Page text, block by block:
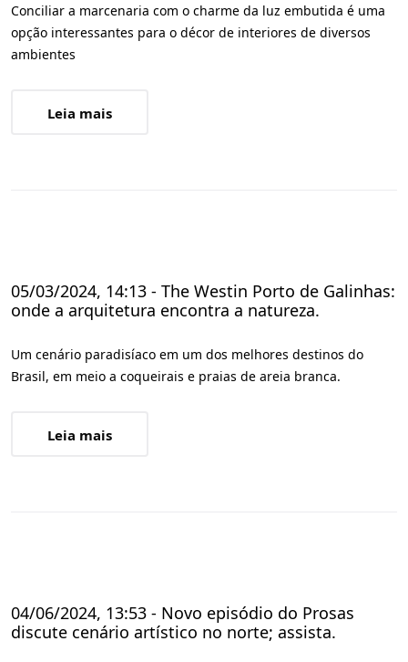
Conciliar a marcenaria com o charme da luz embutida é uma
opção interessantes para o décor de interiores de diversos
ambientes
Leia mais
05/03/2024, 14:13 - The Westin Porto de Galinhas:
onde a arquitetura encontra a natureza.
Um cenário paradisíaco em um dos melhores destinos do
Brasil, em meio a coqueirais e praias de areia branca.
Leia mais
04/06/2024, 13:53 - Novo episódio do Prosas
discute cenário artístico no norte; assista.